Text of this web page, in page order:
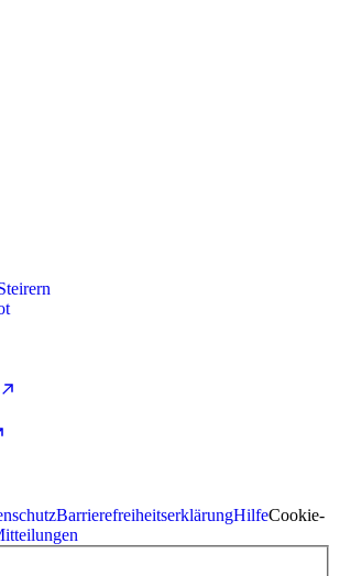
BarrierefreiheitserklärungHilfeCookie-